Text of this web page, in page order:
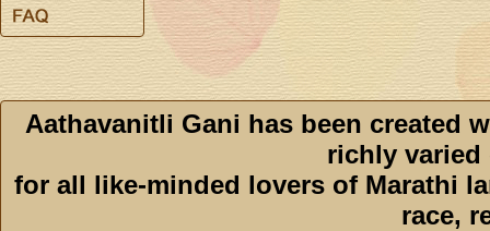
Aathavanitli Gani has been created
richly varied
for all like-minded lovers of Marathi
race,